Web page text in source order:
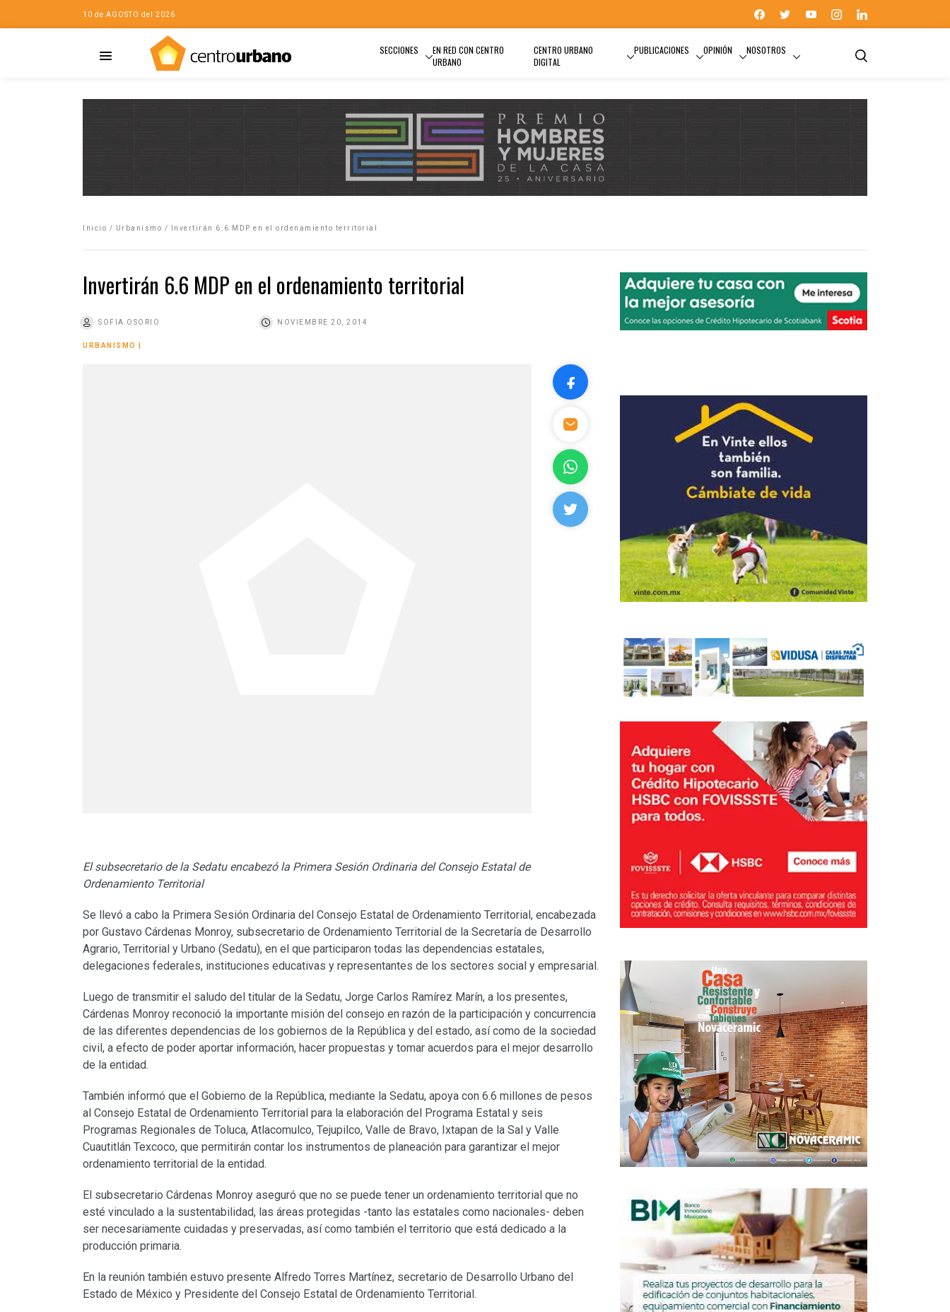
10 de AGOSTO del 2026
SECCIONES
EN RED CON CENTRO
URBANO
CENTRO URBANO
DIGITAL
PUBLICACIONES OPINIÓN NOSOTROS
Inicio / Urbanismo / Invertirán 6.6 MDP en el ordenamiento territorial
Invertirán 6.6 MDP en el ordenamiento territorial
SOFIA OSORIO NOVIEMBRE 20, 2014
URBANISMO
El subsecretario de la Sedatu encabezó la Primera Sesión Ordinaria del Consejo Estatal de
Ordenamiento Territorial
Se llevó a cabo la Primera Sesión Ordinaria del Consejo Estatal de Ordenamiento Territorial, encabezada
por Gustavo Cárdenas Monroy, subsecretario de Ordenamiento Territorial de la Secretaría de Desarrollo
Agrario, Territorial y Urbano (Sedatu), en el que participaron todas las dependencias estatales,
delegaciones federales, instituciones educativas y representantes de los sectores social y empresarial.
Luego de transmitir el saludo del titular de la Sedatu, Jorge Carlos Ramírez Marín, a los presentes,
Cárdenas Monroy reconoció la importante misión del consejo en razón de la participación y concurrencia
de las diferentes dependencias de los gobiernos de la República y del estado, así como de la sociedad
civil, a efecto de poder aportar información, hacer propuestas y tomar acuerdos para el mejor desarrollo
de la entidad.
También informó que el Gobierno de la República, mediante la Sedatu, apoya con 6.6 millones de pesos
al Consejo Estatal de Ordenamiento Territorial para la elaboración del Programa Estatal y seis
Programas Regionales de Toluca, Atlacomulco, Tejupilco, Valle de Bravo, Ixtapan de la Sal y Valle
Cuautitlán Texcoco, que permitirán contar los instrumentos de planeación para garantizar el mejor
ordenamiento territorial de la entidad.
El subsecretario Cárdenas Monroy aseguró que no se puede tener un ordenamiento territorial que no
esté vinculado a la sustentabilidad, las áreas protegidas -tanto las estatales como nacionales- deben
ser necesariamente cuidadas y preservadas, así como también el territorio que está dedicado a la
producción primaria.
En la reunión también estuvo presente Alfredo Torres Martínez, secretario de Desarrollo Urbano del
Estado de México y Presidente del Consejo Estatal de Ordenamiento Territorial.